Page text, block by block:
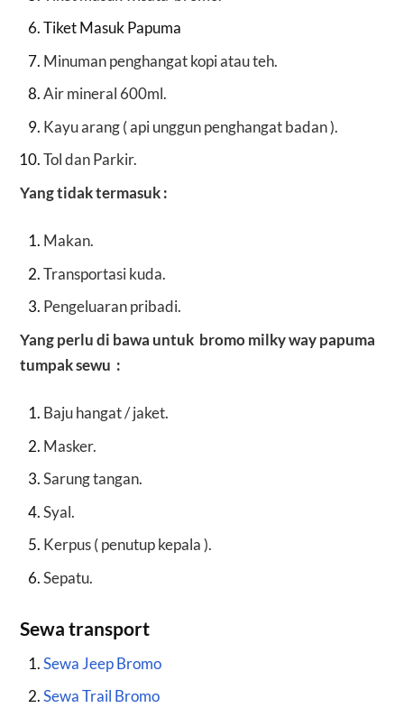
Tiket Masuk Papuma
Minuman penghangat kopi atau teh.
Air mineral 600ml.
Kayu arang ( api unggun penghangat badan ).
Tol dan Parkir.
Yang tidak termasuk :
Makan.
Transportasi kuda.
Pengeluaran pribadi.
Yang perlu di bawa untuk bromo milky way papuma
tumpak sewu :
Baju hangat / jaket.
Masker.
Sarung tangan.
Syal.
Kerpus ( penutup kepala ).
Sepatu.
Sewa transport
Sewa Jeep Bromo
Sewa Trail Bromo